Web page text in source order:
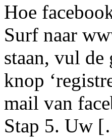
Hoe
Surf naar
staan, vul de
knop
mail van
Stap 5. Uw